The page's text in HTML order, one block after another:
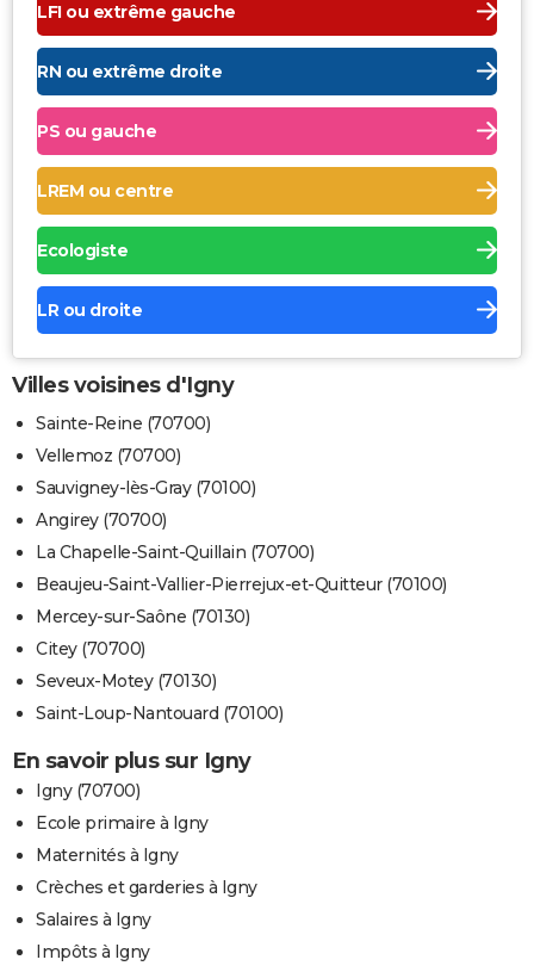
LFI ou extrême gauche
RN ou extrême droite
PS ou gauche
LREM ou centre
Ecologiste
LR ou droite
Villes voisines d'Igny
Sainte-Reine (70700)
Vellemoz (70700)
Sauvigney-lès-Gray (70100)
Angirey (70700)
La Chapelle-Saint-Quillain (70700)
Beaujeu-Saint-Vallier-Pierrejux-et-Quitteur (70100)
Mercey-sur-Saône (70130)
Citey (70700)
Seveux-Motey (70130)
Saint-Loup-Nantouard (70100)
En savoir plus sur Igny
Igny (70700)
Ecole primaire à Igny
Maternités à Igny
Crèches et garderies à Igny
Salaires à Igny
Impôts à Igny